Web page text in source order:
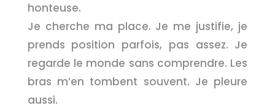
honteuse.
Je cherche ma place. Je me justifie, je
prends position parfois, pas assez. Je
regarde le monde sans comprendre. Les
bras m’en tombent souvent. Je pleure
aussi.